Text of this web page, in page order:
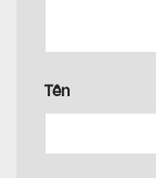
Tên